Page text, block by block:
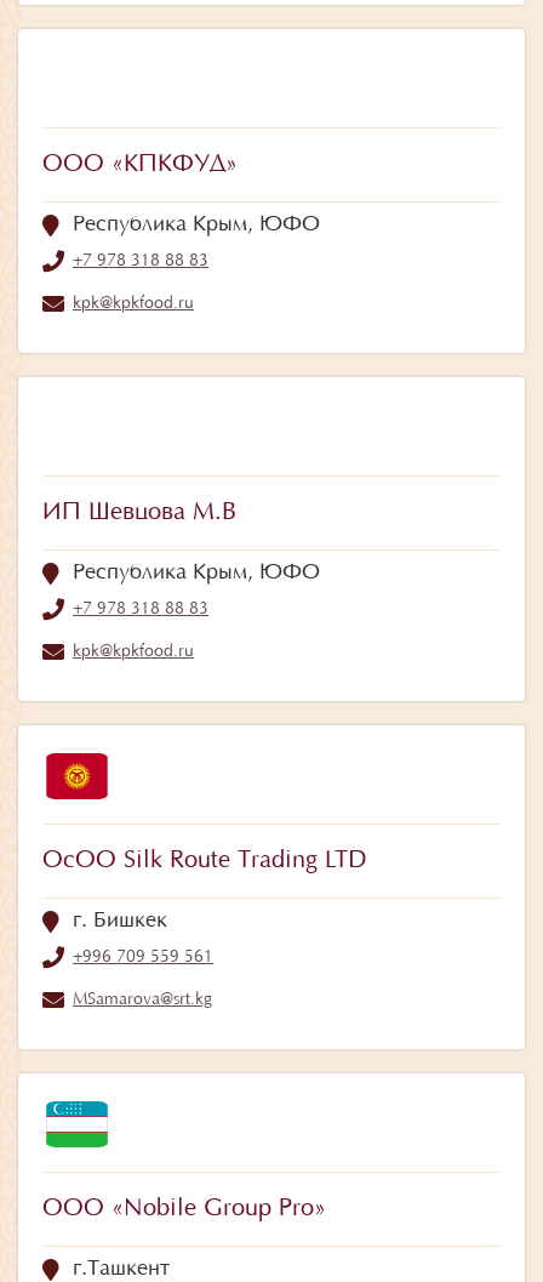
ООО «КПКФУД»
Республика Крым, ЮФО
+7 978 318 88 83
kpk@kpkfood.ru
ИП Шевцова М.В
Республика Крым, ЮФО
+7 978 318 88 83
kpk@kpkfood.ru
ОсОО Silk Route Trading LTD
г. Бишкек
+996 709 559 561
MSamarova@srt.kg
ООО «Nobile Group Pro»
г.Ташкент